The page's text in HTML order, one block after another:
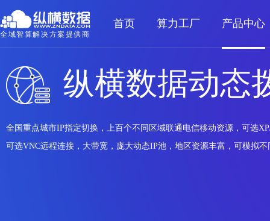
全域智算解决方案提供商
首页 算力工厂 产品中心
纵横数据动态
全国重点城市IP指定切换，上百个不同区域联通电信移动资源，可选
可选VNC远程连接，大带宽，庞大动态IP池，地区资源丰富，可模拟